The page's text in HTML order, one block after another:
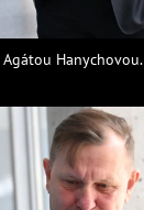
Hanychovou.